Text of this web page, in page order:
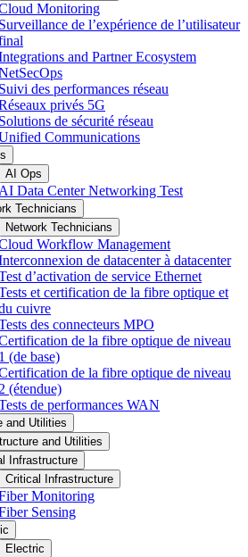
Monitoring
Surveillance de l’expérience de l’utilisateur
and Partner Ecosystem
Suivi des performances réseau
privés 5G
Solutions de sécurité réseau
Communications
AI Ops
AI Data Center Networking Test
Technicians
Network Technicians
Workflow Management
de datacenter à datacenter
d’activation de service Ethernet
et certification de la fibre optique et
cuivre
des connecteurs MPO
de la fibre optique de niveau
1 (de base)
de la fibre optique de niveau
2 (étendue)
de performances WAN
and Utilities
and Utilities
Infrastructure
Critical Infrastructure
Monitoring
Sensing
Electric